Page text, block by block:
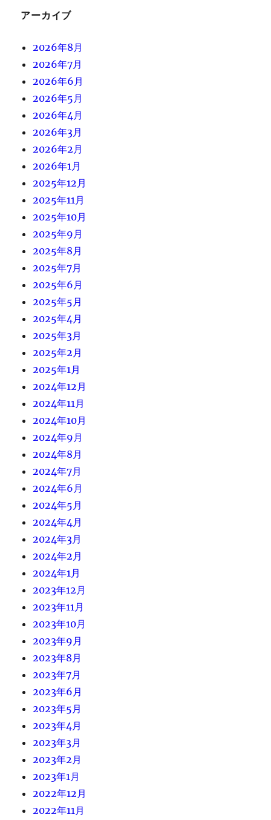
アーカイブ
2026年8月
2026年7月
2026年6月
2026年5月
2026年4月
2026年3月
2026年2月
2026年1月
2025年12月
2025年11月
2025年10月
2025年9月
2025年8月
2025年7月
2025年6月
2025年5月
2025年4月
2025年3月
2025年2月
2025年1月
2024年12月
2024年11月
2024年10月
2024年9月
2024年8月
2024年7月
2024年6月
2024年5月
2024年4月
2024年3月
2024年2月
2024年1月
2023年12月
2023年11月
2023年10月
2023年9月
2023年8月
2023年7月
2023年6月
2023年5月
2023年4月
2023年3月
2023年2月
2023年1月
2022年12月
2022年11月